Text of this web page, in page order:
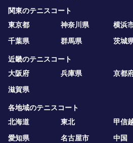
関東のテニスコート
東京都
神奈川県 横浜
千葉県
群馬県 茨城
近畿のテニスコート
大阪府
兵庫県 京都
滋賀県
各地域のテニスコート
北海道
東北 甲信
愛知県
名古屋市 中国